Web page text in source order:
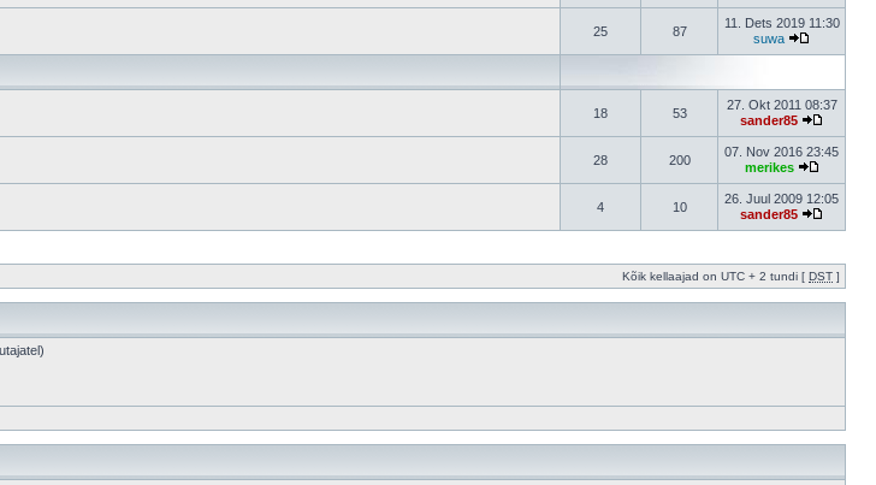
25 87
11. Dets 2019 11:30
suwa
18 53
27. Okt 2011 08:37
sander85
28 200
07. Nov 2016 23:45
merikes
4 10
26. Juul 2009 12:05
sander85
Kõik kellaajad on UTC + 2 tundi [ DST ]